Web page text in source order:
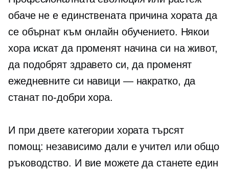
обаче не е единствената причина хората да
се обърнат към онлайн обучението. Някои
хора искат да променят начина си на живот,
да подобрят здравето си, да променят
ежедневните си навици — накратко, да
станат по-добри хора.
И при двете категории хората търсят
помощ: независимо дали е учител или общо
ръководство. И вие можете да станете един